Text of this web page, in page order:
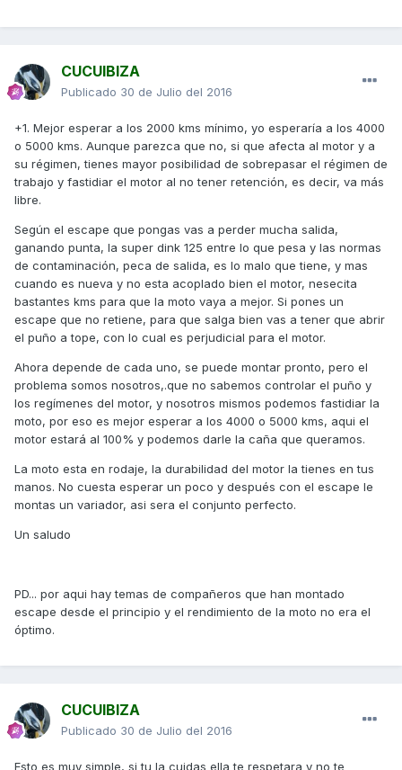
CUCUIBIZA
Publicado 30 de Julio del 2016
+1. Mejor esperar a los 2000 kms mínimo, yo esperaría a los 4000
o 5000 kms. Aunque parezca que no, si que afecta al motor y a
su régimen, tienes mayor posibilidad de sobrepasar el régimen de
trabajo y fastidiar el motor al no tener retención, es decir, va más
libre.
Según el escape que pongas vas a perder mucha salida,
ganando punta, la super dink 125 entre lo que pesa y las normas
de contaminación, peca de salida, es lo malo que tiene, y mas
cuando es nueva y no esta acoplado bien el motor, nesecita
bastantes kms para que la moto vaya a mejor. Si pones un
escape que no retiene, para que salga bien vas a tener que abrir
el puño a tope, con lo cual es perjudicial para el motor.
Ahora depende de cada uno, se puede montar pronto, pero el
problema somos nosotros,.que no sabemos controlar el puño y
los regímenes del motor, y nosotros mismos podemos fastidiar la
moto, por eso es mejor esperar a los 4000 o 5000 kms, aqui el
motor estará al 100% y podemos darle la caña que queramos.
La moto esta en rodaje, la durabilidad del motor la tienes en tus
manos. No cuesta esperar un poco y después con el escape le
montas un variador, asi sera el conjunto perfecto.
Un saludo
PD... por aqui hay temas de compañeros que han montado
escape desde el principio y el rendimiento de la moto no era el
óptimo.
CUCUIBIZA
Publicado 30 de Julio del 2016
Esto es muy simple, si tu la cuidas ella te respetara y no te